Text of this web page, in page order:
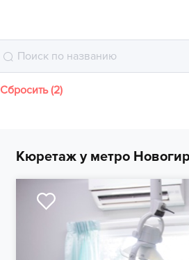
Сбросить (2)
Кюретаж у метро